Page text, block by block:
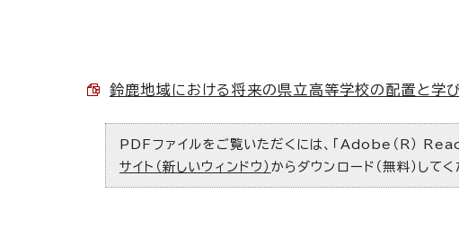
鈴鹿地域における将来の県立高等学校の配置と
PDFファイルをご覧いただくには、「Adobe（R）
サイト（新しいウィンドウ） からダウンロード（無料）してく